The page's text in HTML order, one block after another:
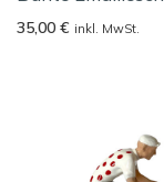
35,00 € inkl. MwSt.